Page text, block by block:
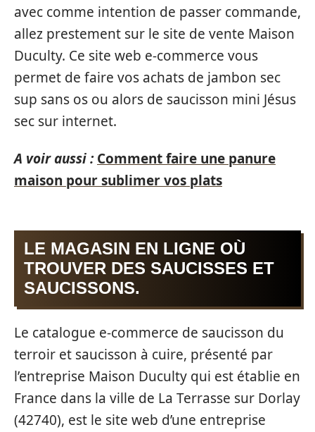
avec comme intention de passer commande,
allez prestement sur le site de vente Maison
Duculty. Ce site web e-commerce vous
permet de faire vos achats de jambon sec
sup sans os ou alors de saucisson mini Jésus
sec sur internet.
A voir aussi : Comment faire une panure
maison pour sublimer vos plats
LE MAGASIN EN LIGNE OÙ
TROUVER DES SAUCISSES ET
SAUCISSONS.
Le catalogue e-commerce de saucisson du
terroir et saucisson à cuire, présenté par
l’entreprise Maison Duculty qui est établie en
France dans la ville de La Terrasse sur Dorlay
(42740), est le site web d’une entreprise